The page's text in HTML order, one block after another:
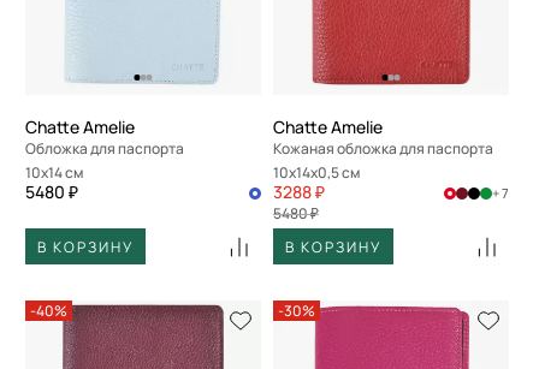
Chatte Amelie
Обложка для паспорта
10x14 см
5480 ₽
В КОРЗИНУ
Chatte Amelie
Кожаная обложка для паспорта
10x14x0,5 см
3288 ₽
5480 ₽
+ 7
В КОРЗИНУ
-40% -30%